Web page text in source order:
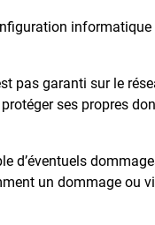
pas garanti sur le
ses propres
d’éventuels
un dommage ou